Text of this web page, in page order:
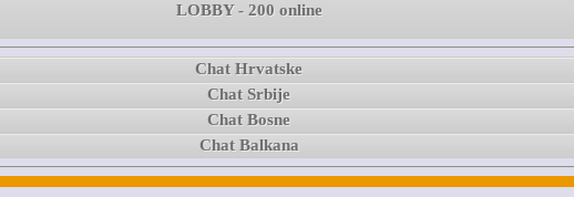
LOBBY - 200 online
Chat Hrvatske
Chat Srbije
Chat Bosne
Chat Balkana